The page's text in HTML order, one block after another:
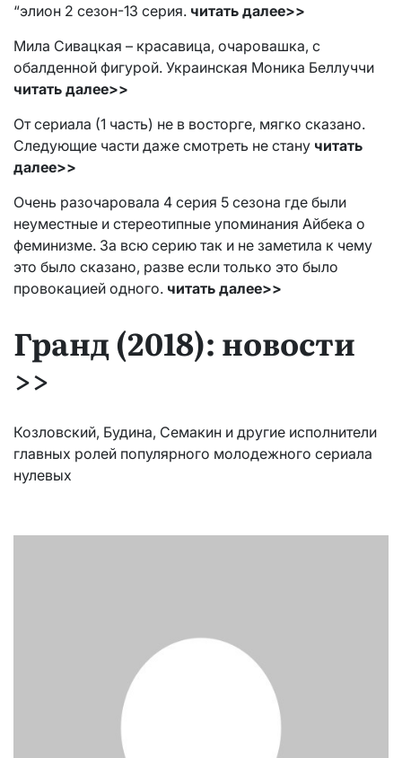
“элион 2 сезон-13 серия. читать далее>>
Мила Сивацкая – красавица, очаровашка, с
обалденной фигурой. Украинская Моника Беллуччи
читать далее>>
От сериала (1 часть) не в восторге, мягко сказано.
Следующие части даже смотреть не стану читать
далее>>
Очень разочаровала 4 серия 5 сезона где были
неуместные и стереотипные упоминания Айбека о
феминизме. За всю серию так и не заметила к чему
это было сказано, разве если только это было
провокацией одного. читать далее>>
Гранд (2018): новости
>>
Козловский, Будина, Семакин и другие исполнители
главных ролей популярного молодежного сериала
нулевых